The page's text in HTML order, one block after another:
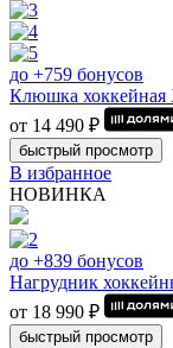
до +759 бонусов
Клюшка
от 14 490 ₽
быстрый просмотр
В избранное
НОВИНКА
до +839 бонусов
Нагрудник
от 18 990 ₽
быстрый просмотр